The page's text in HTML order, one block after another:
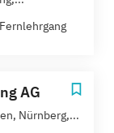
AG
Nürnberg,...